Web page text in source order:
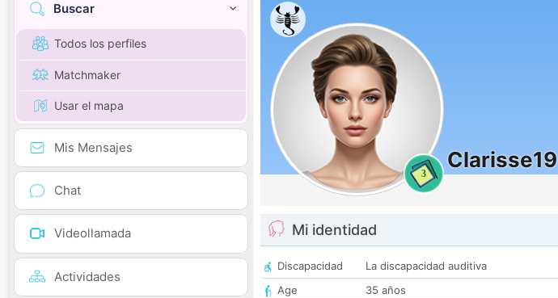
Buscar
Todos los perfiles
Matchmaker
Usar el mapa
Mis Mensajes
Chat
Videollamada
Actividades
3
Clarisse19
Mi identidad
Discapacidad
La discapacidad auditiva
Age
35 años